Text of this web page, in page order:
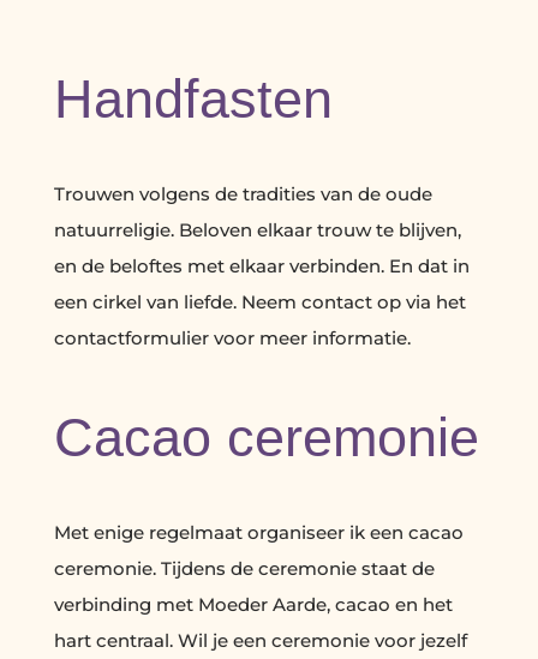
Handfasten
Trouwen volgens de tradities van de oude
natuurreligie. Beloven elkaar trouw te blijven,
en de beloftes met elkaar verbinden. En dat in
een cirkel van liefde. Neem contact op via het
contactformulier voor meer informatie.
Cacao ceremonie
Met enige regelmaat organiseer ik een cacao
ceremonie. Tijdens de ceremonie staat de
verbinding met Moeder Aarde, cacao en het
hart centraal. Wil je een ceremonie voor jezelf